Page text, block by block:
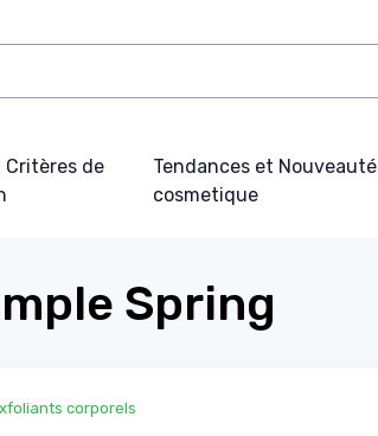
de
Tendances et
cosmetique
Spring
corporels